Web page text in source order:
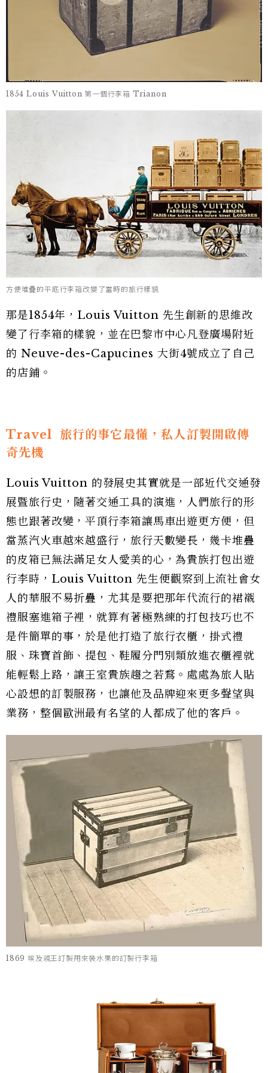
1854 Louis Vuitton 第一個行李箱 Trianon
方便堆疊的平底行李箱改變了當時的旅行樣貌
那是1854年，Louis Vuitton 先生創新的思維改
變了行李箱的樣貌，並在巴黎市中心凡登廣場附近
的 Neuve-des-Capucines 大街4號成立了自己
的店鋪。
Travel 旅行的事它最懂，私人訂製開啟傳
奇先機
Louis Vuitton 的發展史其實就是一部近代交通發
展暨旅行史，隨著交通工具的演進，人們旅行的形
態也跟著改變，平頂行李箱讓馬車出遊更方便，但
當蒸汽火車越來越盛行，旅行天數變長，幾卡堆疊
的皮箱已無法滿足女人愛美的心，為貴族打包出遊
行李時，Louis Vuitton 先生便觀察到上流社會女
人的華服不易折疊，尤其是要把那年代流行的裙襯
禮服塞進箱子裡，就算有著極熟練的打包技巧也不
是件簡單的事，於是他打造了旅行衣櫃，掛式禮
服、珠寶首飾、提包、鞋履分門別類放進衣櫃裡就
能輕鬆上路，讓王室貴族趨之若鶩。處處為旅人貼
心設想的訂製服務，也讓他及品牌迎來更多聲望與
業務，整個歐洲最有名望的人都成了他的客戶。
1869 埃及親王訂製用來裝水果的訂製行李箱